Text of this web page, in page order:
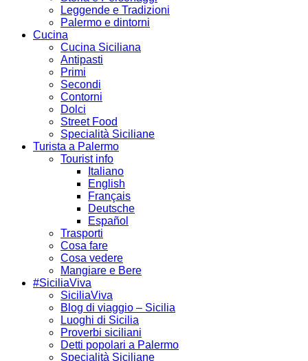
Leggende e Tradizioni
Palermo e dintorni
Cucina
Cucina Siciliana
Antipasti
Primi
Secondi
Contorni
Dolci
Street Food
Specialità Siciliane
Turista a Palermo
Tourist info
Italiano
English
Français
Deutsche
Español
Trasporti
Cosa fare
Cosa vedere
Mangiare e Bere
#SiciliaViva
SiciliaViva
Blog di viaggio – Sicilia
Luoghi di Sicilia
Proverbi siciliani
Detti popolari a Palermo
Specialità Siciliane